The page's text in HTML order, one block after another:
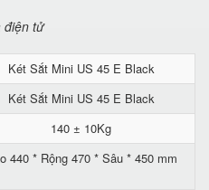
Két Sắt Mini US 45 E Black
Két Sắt Mini US 45 E Black
140 ± 10Kg
440 * Rộng 470 * Sâu * 450 mm